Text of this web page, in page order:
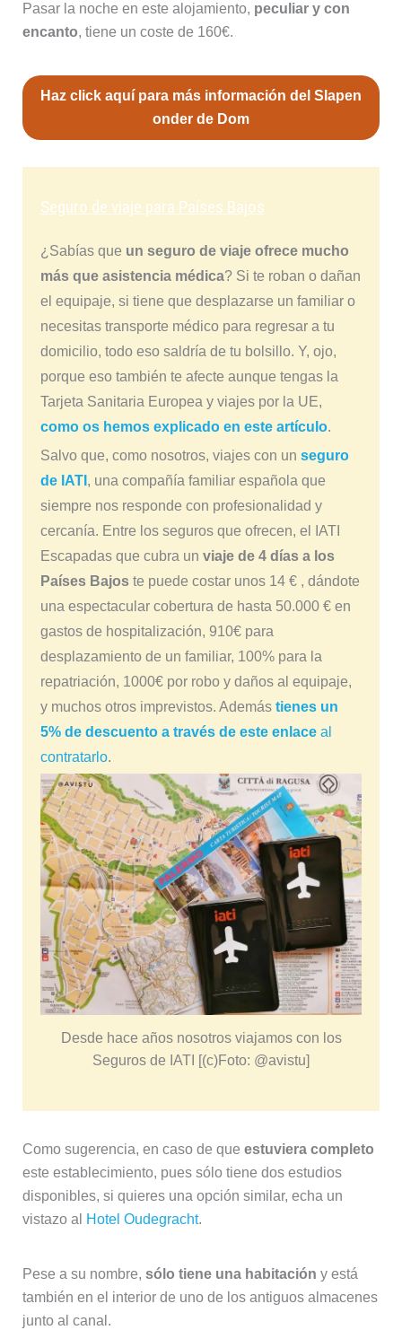
Pasar la noche en este alojamiento, peculiar y con
encanto, tiene un coste de 160€.
Haz click aquí para más información del Slapen
onder de Dom
Seguro de viaje para Países Bajos
¿Sabías que un seguro de viaje ofrece mucho
más que asistencia médica? Si te roban o dañan
el equipaje, si tiene que desplazarse un familiar o
necesitas transporte médico para regresar a tu
domicilio, todo eso saldría de tu bolsillo. Y, ojo,
porque eso también te afecte aunque tengas la
Tarjeta Sanitaria Europea y viajes por la UE,
como os hemos explicado en este artículo.
Salvo que, como nosotros, viajes con un seguro
de IATI , una compañía familiar española que
siempre nos responde con profesionalidad y
cercanía. Entre los seguros que ofrecen, el IATI
Escapadas que cubra un viaje de 4 días a los
Países Bajos te puede costar unos 14 € , dándote
una espectacular cobertura de hasta 50.000 € en
gastos de hospitalización, 910€ para
desplazamiento de un familiar, 100% para la
repatriación, 1000€ por robo y daños al equipaje,
y muchos otros imprevistos. Además tienes un
5% de descuento a través de este enlaceal
contratarlo.
Desde hace años nosotros viajamos con los
Seguros de IATI [(c)Foto: @avistu]
Como sugerencia, en caso de que estuviera completo
este establecimiento, pues sólo tiene dos estudios
disponibles, si quieres una opción similar, echa un
vistazo al
Hotel Oudegracht.
Pese a su nombre, sólo tiene una habitación y está
también en el interior de uno de los antiguos almacenes
junto al canal.